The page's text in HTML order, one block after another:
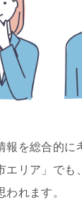
報を総合的に
エリア」でも
れます。